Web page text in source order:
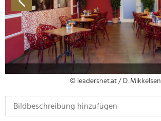
© leadersnet.at / D. Mikkelsen